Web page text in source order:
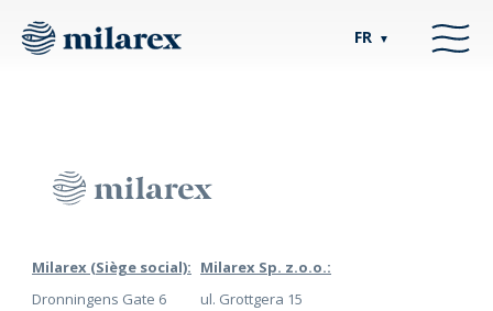
FR ▼
Milarex (Siège social):
Dronningens Gate 6
Milarex Sp. z.o.o.:
ul. Grottgera 15